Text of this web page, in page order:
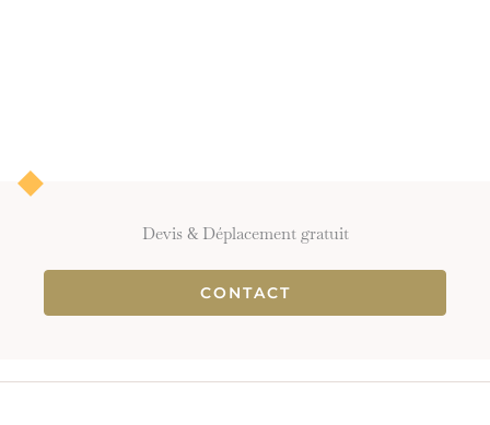
Devis & Déplacement gratuit
CONTACT